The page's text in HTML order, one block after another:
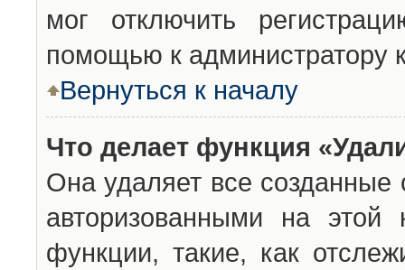
мог отключить
помощью к администратору
Вернуться к началу
Что делает функция
Она удаляет все созданные
авторизованными на
функции, такие, как